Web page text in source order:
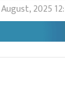
2025